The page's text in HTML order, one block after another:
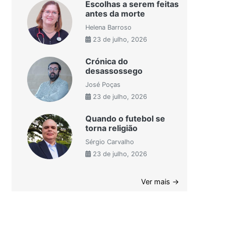
Escolhas a serem feitas
antes da morte
Helena Barroso
23 de julho, 2026
Crónica do
desassossego
José Poças
23 de julho, 2026
Quando o futebol se
torna religião
Sérgio Carvalho
23 de julho, 2026
Ver mais →